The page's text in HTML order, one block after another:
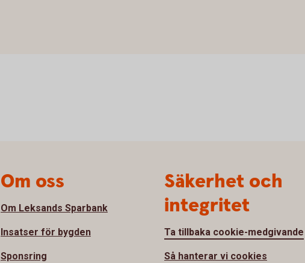
Om oss
Om Leksands Sparbank
Insatser för bygden
Sponsring
Säkerhet och
integritet
Ta tillbaka cookie-medgivande
Så hanterar vi cookies